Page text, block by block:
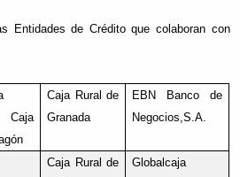
Entidades de Crédito que colaboran con
Caja
Caja Rural de
Granada
EBN Banco de
Negocios,S.A.
Caja Rural de
Globalcaja